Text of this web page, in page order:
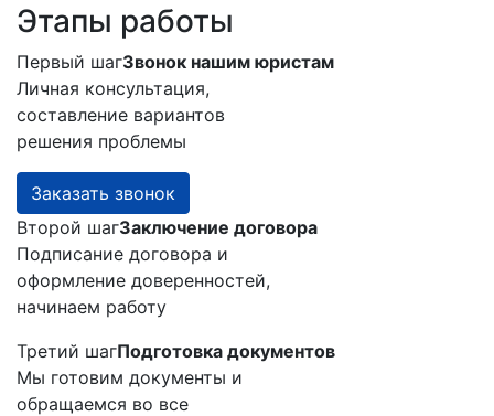
Этапы работы
Первый шагЗвонок нашим юристам
Личная консультация,
составление вариантов
решения проблемы
Заказать звонок
Второй шагЗаключение договора
Подписание договора и
оформление доверенностей,
начинаем работу
Третий шагПодготовка документов
Мы готовим документы и
обращаемся во все